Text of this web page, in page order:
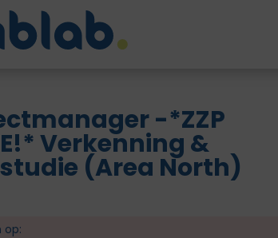
-*ZZP
Verkenning &
(Area North)
op: